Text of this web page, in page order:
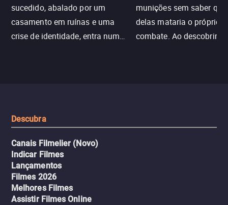
sucedido, abalado por um
casamento em ruínas e uma
crise de identidade, entra num
munições sem saber
delas mataria o próprio
combate. Ao descobrir a
Descubra
Canais Filmelier (Novo)
Indicar Filmes
Lançamentos
Filmes 2026
Melhores Filmes
Assistir Filmes Online